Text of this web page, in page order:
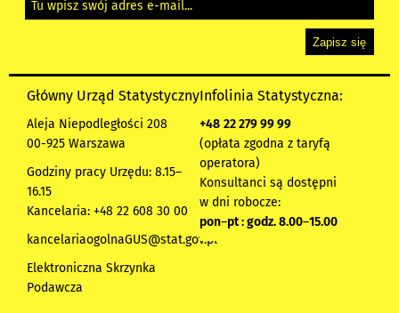
Główny Urząd Statystyczny
Aleja Niepodległości 208
00-925 Warszawa
Godziny pracy Urzędu: 8.15–
16.15
Kancelaria: +48 22 608 30 00
kancelariaogolnaGUS@stat.gov.pl
Elektroniczna Skrzynka
Podawcza
Infolinia Statystyczna:
+48 22 279 99 99
(opłata zgodna z taryfą
operatora)
Konsultanci są dostępni
w dni robocze:
pon–pt : godz. 8.00–15.00